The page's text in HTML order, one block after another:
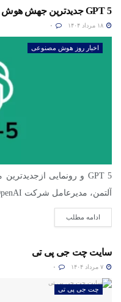
GPT 5 جدیدترین جهش هوش مصنوعی
اخبار روز هوش مصنوعی
آلتمن، مدیرعامل شرکت OpenAI، در مراسم رونمایی از مدل هوش...
ادامه مطلب
سایت چت جی پی تی
چت جی پی تی